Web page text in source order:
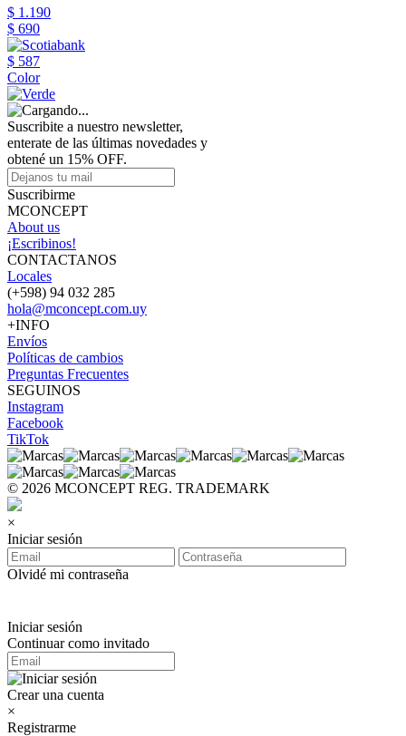
$ 1.190
$ 690
$ 587
Color
Suscribite a nuestro newsletter,
enterate de las últimas novedades y
obtené un 15% OFF.
Suscribirme
MCONCEPT
About us
¡Escribinos!
CONTACTANOS
Locales
(+598) 94 032 285
hola@mconcept.com.uy
+INFO
Envíos
Políticas de cambios
Preguntas Frecuentes
SEGUINOS
Instagram
Facebook
TikTok
© 2026 MCONCEPT REG. TRADEMARK
×
Iniciar sesión
Olvidé mi contraseña
Iniciar sesión
Continuar como invitado
Crear una cuenta
×
Registrarme